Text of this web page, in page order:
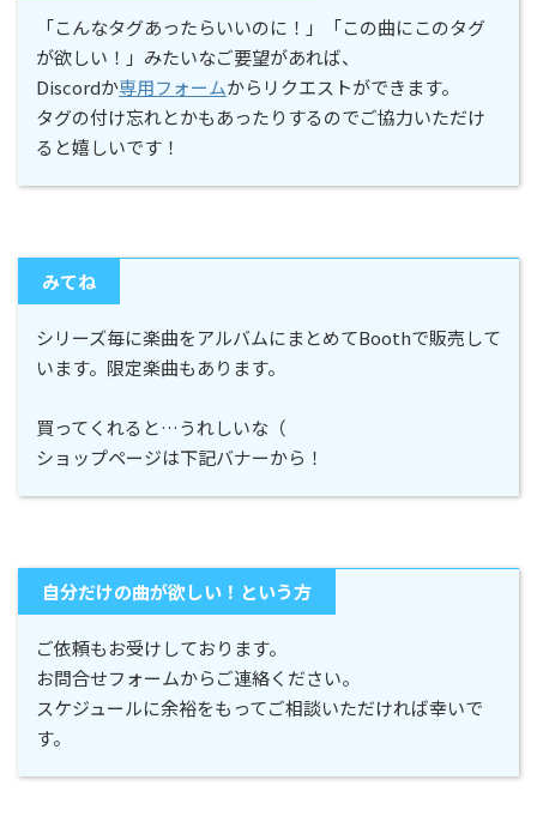
「こんなタグあったらいいのに！」「この曲にこのタグ
が欲しい！」みたいなご要望があれば、
Discordか専用フォームからリクエストができます。
タグの付け忘れとかもあったりするのでご協力いただけ
ると嬉しいです！
みてね
シリーズ毎に楽曲をアルバムにまとめてBoothで販売して
います。限定楽曲もあります。
買ってくれると…うれしいな（
ショップページは下記バナーから！
自分だけの曲が欲しい！という方
ご依頼もお受けしております。
お問合せフォームからご連絡ください。
スケジュールに余裕をもってご相談いただければ幸いで
す。